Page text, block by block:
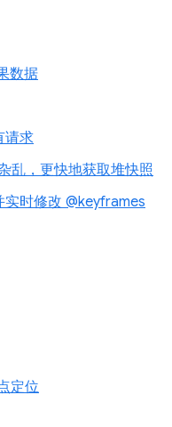
数据
请求
乱，更快地获取堆快照
实时修改 @keyframes
定位